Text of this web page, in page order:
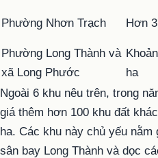
Phường Nhơn Trạch Hơn
Phường Long Thành và
xã Long Phước
ha
Ngoài 6 khu nêu trên, trong
giá thêm hơn 100 khu đất
ha. Các khu này chủ yếu
sân bay Long Thành và dọc